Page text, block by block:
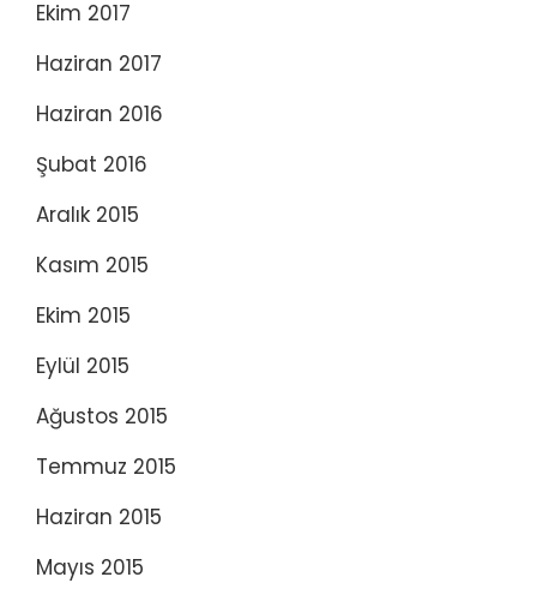
Ekim 2017
Haziran 2017
Haziran 2016
Şubat 2016
Aralık 2015
Kasım 2015
Ekim 2015
Eylül 2015
Ağustos 2015
Temmuz 2015
Haziran 2015
Mayıs 2015